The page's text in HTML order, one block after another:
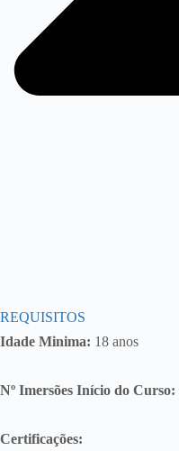
REQUISITOS
Idade Minima: 18 anos
Nº Imersões Início do Curso:
Certificações: